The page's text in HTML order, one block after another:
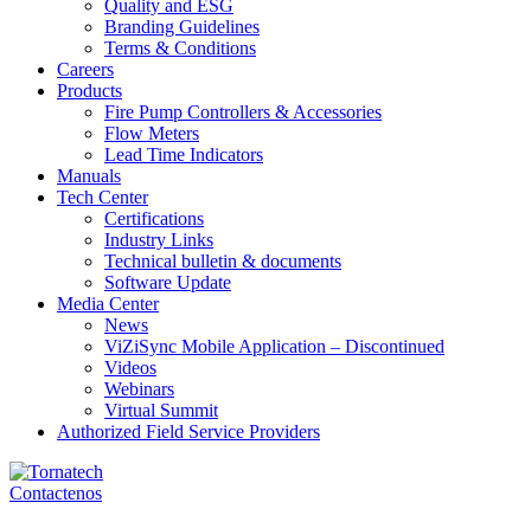
Quality and ESG
Branding Guidelines
Terms & Conditions
Careers
Products
Fire Pump Controllers & Accessories
Flow Meters
Lead Time Indicators
Manuals
Tech Center
Certifications
Industry Links
Technical bulletin & documents
Software Update
Media Center
News
ViZiSync Mobile Application – Discontinued
Videos
Webinars
Virtual Summit
Authorized Field Service Providers
Skip
to
Contactenos